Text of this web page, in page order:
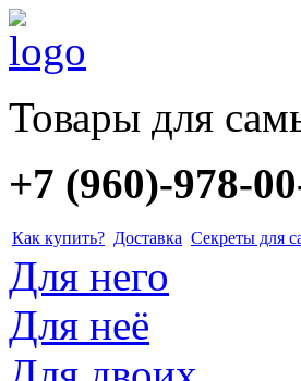
Товары для
+7 (960)-978-
Как купить? Доставка Секреты для
Для него
Для неё